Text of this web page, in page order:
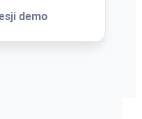
demo